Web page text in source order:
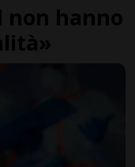
non hanno